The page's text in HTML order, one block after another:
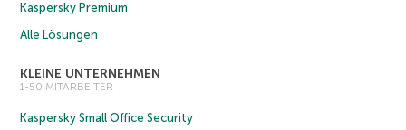
Kaspersky Premium
Alle Lösungen
KLEINE UNTERNEHMEN
1-50 MITARBEITER
Kaspersky Small Office Security